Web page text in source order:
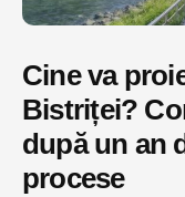
Cine va
Bistriței?
după un an
procese